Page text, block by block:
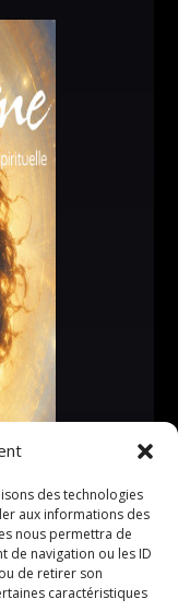
des technologies
aux informations des
nous permettra de
de navigation ou les ID
de retirer son
caractéristiques